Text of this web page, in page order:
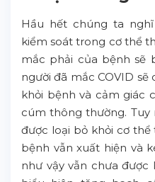
Hầu hết chúng ta
kiểm soát trong cơ thể
mắc phải của bệnh sẽ
người đã mắc COVID
khỏi bệnh và cảm giác
cúm thông thường. Tuy
được loại bỏ khỏi cơ
bệnh vẫn xuất hiện và
như vậy vẫn chưa được